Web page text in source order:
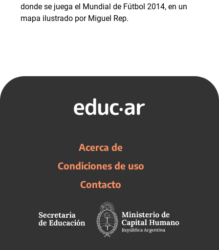
donde se juega el Mundial de Fútbol 2014, en un
mapa ilustrado por Miguel Rep.
Acerca de
Condiciones de uso
Contacto